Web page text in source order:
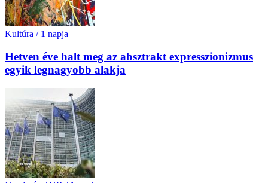
Kultúra / 1 napja
Hetven éve halt meg az absztrakt expresszionizmus
egyik legnagyobb alakja